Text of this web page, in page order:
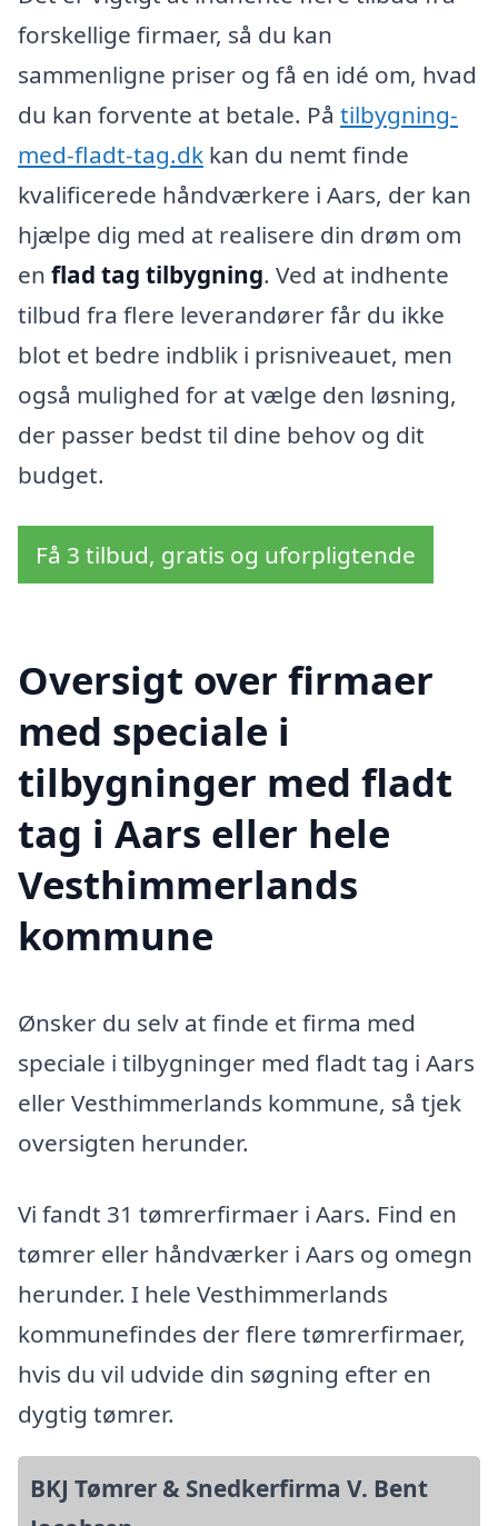
forskellige firmaer, så du kan
sammenligne priser og få en idé om, hvad
du kan forvente at betale. På tilbygning-
med-fladt-tag.dk kan du nemt finde
kvalificerede håndværkere i Aars, der kan
hjælpe dig med at realisere din drøm om
en flad tag tilbygning. Ved at indhente
tilbud fra flere leverandører får du ikke
blot et bedre indblik i prisniveauet, men
også mulighed for at vælge den løsning,
der passer bedst til dine behov og dit
budget.
Få 3 tilbud, gratis og uforpligtende
Oversigt over firmaer
med speciale i
tilbygninger med fladt
tag i Aars eller hele
Vesthimmerlands
kommune
Ønsker du selv at finde et firma med
speciale i tilbygninger med fladt tag i Aars
eller Vesthimmerlands kommune, så tjek
oversigten herunder.
Vi fandt 31 tømrerfirmaer i Aars. Find en
tømrer eller håndværker i Aars og omegn
herunder. I hele Vesthimmerlands
kommunefindes der flere tømrerfirmaer,
hvis du vil udvide din søgning efter en
dygtig tømrer.
BKJ Tømrer & Snedkerfirma V. Bent